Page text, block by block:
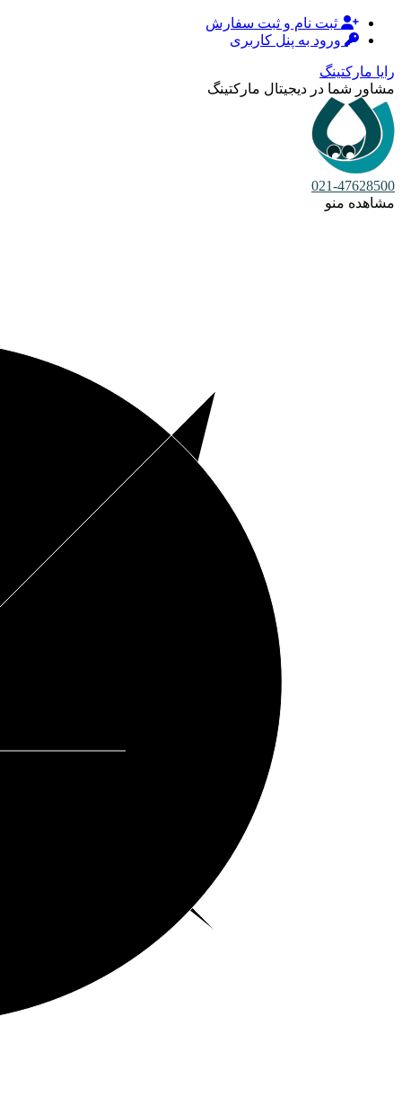
ثبت نام و ثبت سفارش
ورود به پنل کاربری
رایا مارکتینگ
مشاور شما در دیجیتال مارکتینگ
021-47628500
مشاهده منو